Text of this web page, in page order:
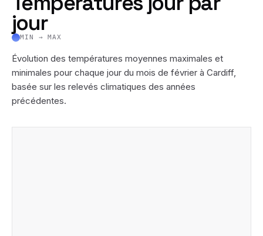
jour
MIN → MAX
Évolution des températures moyennes maximales et
minimales pour chaque jour du mois de février à Cardiff,
basée sur les relevés climatiques des années
précédentes.